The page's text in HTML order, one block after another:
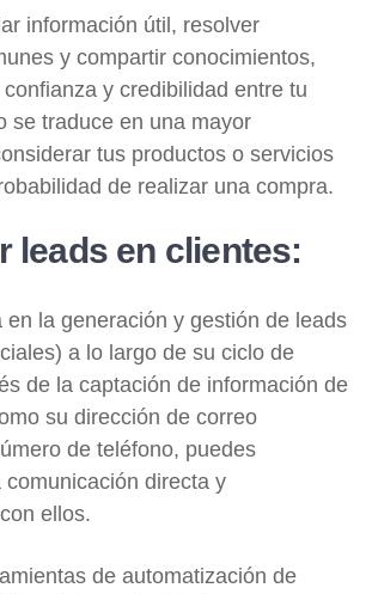
información útil, resolver
y compartir conocimientos,
y credibilidad entre tu
se traduce en una mayor
tus productos o servicios
de realizar una compra.
leads en clientes:
en la generación y gestión de leads
a lo largo de su ciclo de
de la captación de información de
su dirección de correo
de teléfono, puedes
directa y
ellos.
de automatización de